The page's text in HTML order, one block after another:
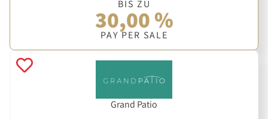
BIS ZU
30,00 %
PAY PER SALE
Grand Patio